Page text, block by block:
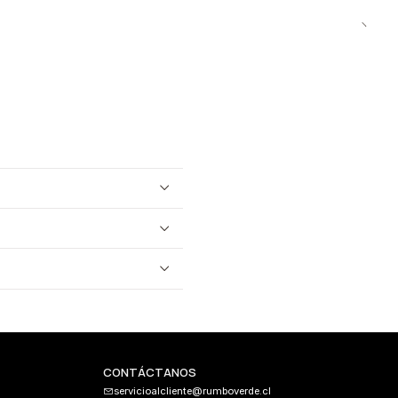
CONTÁCTANOS
servicioalcliente@rumboverde.cl